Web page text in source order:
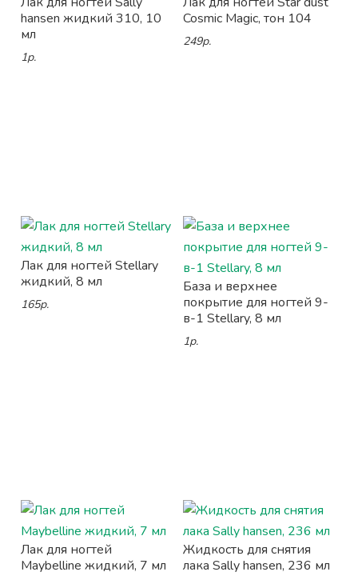
hansen жидкий 310, 10
мл
1р.
Cosmic Magic, тон 104
249р.
Лак для ногтей Stellary
жидкий, 8 мл
165р.
База и верхнее
покрытие для ногтей 9-
в-1 Stellary, 8 мл
1р.
Лак для ногтей
Maybelline жидкий, 7 мл
Жидкость для снятия
лака Sally hansen, 236 мл